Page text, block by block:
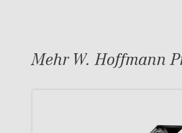
Mehr W. Hoffmann